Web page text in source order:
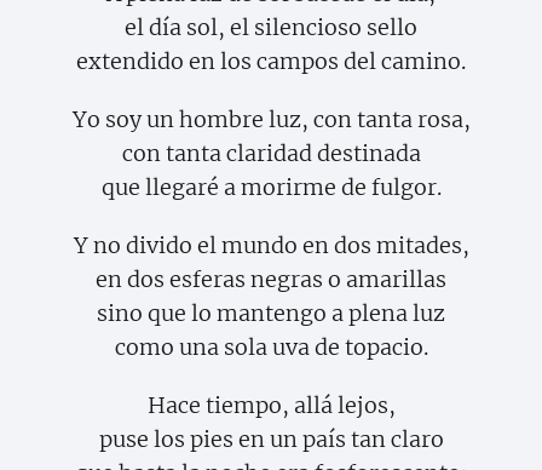
el día sol, el silencioso sello
extendido en los campos del camino.
Yo soy un hombre luz, con tanta rosa,
con tanta claridad destinada
que llegaré a morirme de fulgor.
Y no divido el mundo en dos mitades,
en dos esferas negras o amarillas
sino que lo mantengo a plena luz
como una sola uva de topacio.
Hace tiempo, allá lejos,
puse los pies en un país tan claro